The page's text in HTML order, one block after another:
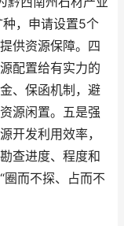
，申请设置5个
供资源保障。四
配置给有实力的
、保函机制，避
源闲置。五是强
开发利用效率，
查进度、程度和
圈而不探、占而不